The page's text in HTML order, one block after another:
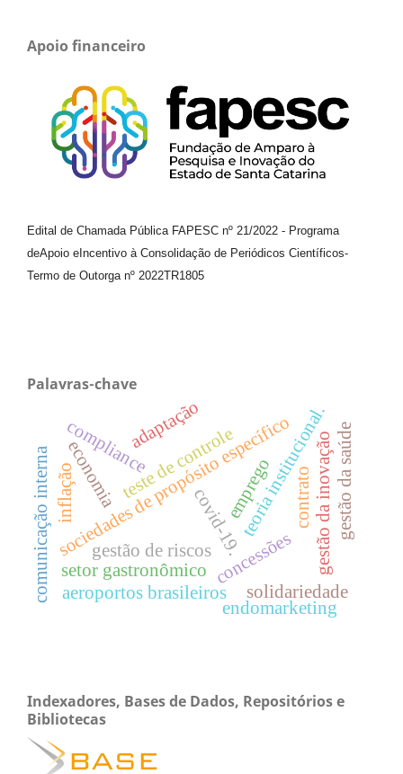
Apoio financeiro
Edital de Chamada Pública FAPESC nº 21/2022 - Programa
deApoio e Incentivo à Consolidação de Periódicos Científicos-
Termo de Outorga nº 2022TR1805
Palavras-chave
covid-19.concessões
sociedades de propósito específico
aeroportos brasileiros
teoria institucional.
teste de controle
gestão de riscos
compliance gestão da inovação
setor gastronômico
adaptação
comunicação interna gestão da saúde
solidariedade
economia
endomarketing
emprego contrato
inflação
Indexadores, Bases de Dados, Repositórios e
Bibliotecas